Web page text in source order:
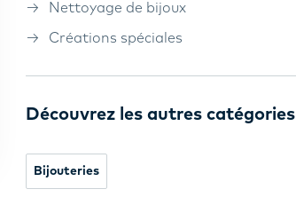
Nettoyage de bijoux
Créations spéciales
Découvrez les autres catégories
Bijouteries